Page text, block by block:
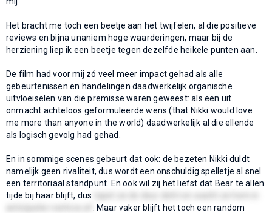
Het bracht me toch een beetje aan het twijfelen, al die positieve
reviews en bijna unaniem hoge waarderingen, maar bij de
herziening liep ik een beetje tegen dezelfde heikele punten aan.
De film had voor mij zó veel meer impact gehad als alle
gebeurtenissen en handelingen daadwerkelijk organische
uitvloeiselen van die premisse waren geweest: als een uit
onmacht achteloos geformuleerde wens (that Nikki would love
me more than anyone in the world) daadwerkelijk al die ellende
als logisch gevolg had gehad.
En in sommige scenes gebeurt dat ook: de bezeten Nikki duldt
namelijk geen rivaliteit, dus wordt een onschuldig spelletje al snel
een territoriaal standpunt. En ook wil zij het liefst dat Bear te allen
tijde bij haar blijft, dus
. Maar vaker blijft het toch een random